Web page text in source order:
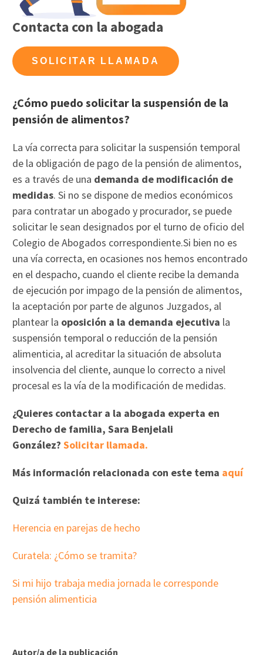
Contacta con la abogada
SOLICITAR LLAMADA
¿Cómo puedo solicitar la suspensión de la
pensión de alimentos?
La vía correcta para solicitar la suspensión temporal
de la obligación de pago de la pensión de alimentos,
es a través de una demanda de modificación de
medidas. Si no se dispone de medios económicos
para contratar un abogado y procurador, se puede
solicitar le sean designados por el turno de oficio del
Colegio de Abogados correspondiente.Si bien no es
una vía correcta, en ocasiones nos hemos encontrado
en el despacho, cuando el cliente recibe la demanda
de ejecución por impago de la pensión de alimentos,
la aceptación por parte de algunos Juzgados, al
plantear la oposición a la demanda ejecutiva la
suspensión temporal o reducción de la pensión
alimenticia, al acreditar la situación de absoluta
insolvencia del cliente, aunque lo correcto a nivel
procesal es la vía de la modificación de medidas.
¿Quieres contactar a la abogada experta en
Derecho de familia, Sara Benjelali
González?Solicitar llamada.
Más información relacionada con este tema aquí
Quizá también te interese:
Herencia en parejas de hecho
Curatela: ¿Cómo se tramita?
Si mi hijo trabaja media jornada le corresponde
pensión alimenticia
Autor/a de la publicación